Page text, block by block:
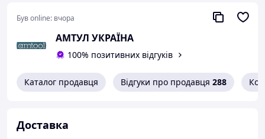
Був online: вчора
АМТУЛ УКРАЇНА
100% позитивних відгуків
Каталог продавця Відгуки про продавця 288
Доставка